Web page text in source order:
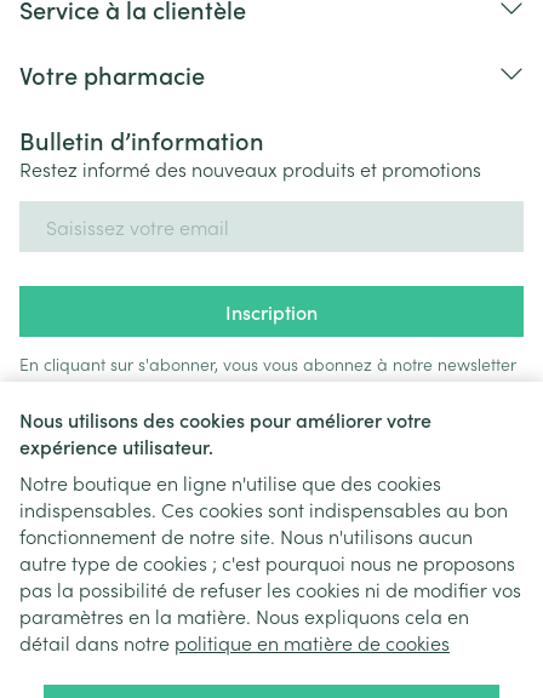
Nous utilisons des cookies pour améliorer votre
expérience utilisateur.
Notre boutique en ligne n'utilise que des cookies
indispensables. Ces cookies sont indispensables au bon
fonctionnement de notre site. Nous n'utilisons aucun
autre type de cookies ; c'est pourquoi nous ne proposons
pas la possibilité de refuser les cookies ni de modifier vos
paramètres en la matière. Nous expliquons cela en
détail dans notre politique en matière de cookies
Service à la clientèle
Votre pharmacie
Bulletin d’information
Restez informé des nouveaux produits et promotions
Inscription
En cliquant sur s'abonner, vous vous abonnez à notre newsletter
et acceptez notrepolitique de confidentialité.
Liens légaux